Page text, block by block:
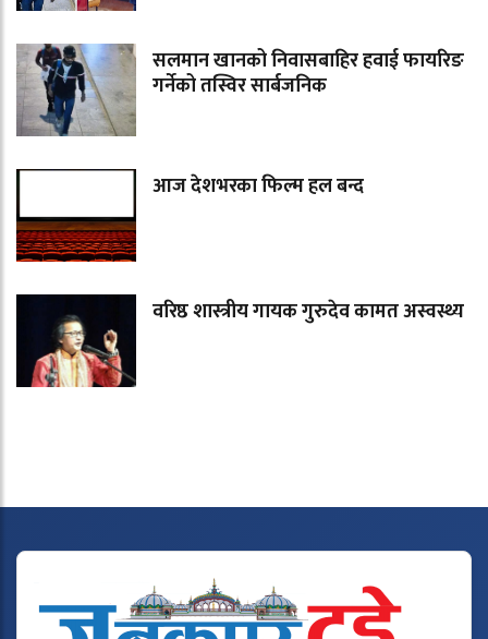
सलमान खानको निवासबाहिर हवाई फायरिङ
गर्नेको तस्विर सार्बजनिक
आज देशभरका फिल्म हल बन्द
वरिष्ठ शास्त्रीय गायक गुरुदेव कामत अस्वस्थ्य